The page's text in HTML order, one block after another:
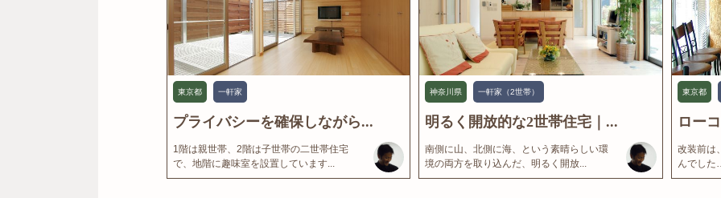
東京都 一軒家
プライバシーを確保しながら...
1階は親世帯、2階は子世帯の二世帯住宅
で、地階に趣味室を設置しています...
神奈川県 一軒家（2世帯）
明るく開放的な2世帯住宅｜...
南側に山、北側に海、という素晴らしい環
境の両方を取り込んだ、明るく開放...
東京都
ロー
改装前は
んでした